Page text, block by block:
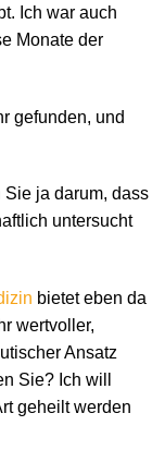
Ich war auch
Monate der
gefunden, und
Sie ja darum, dass
untersucht
bietet eben da
wertvoller,
Ansatz
Sie? Ich will
geheilt werden